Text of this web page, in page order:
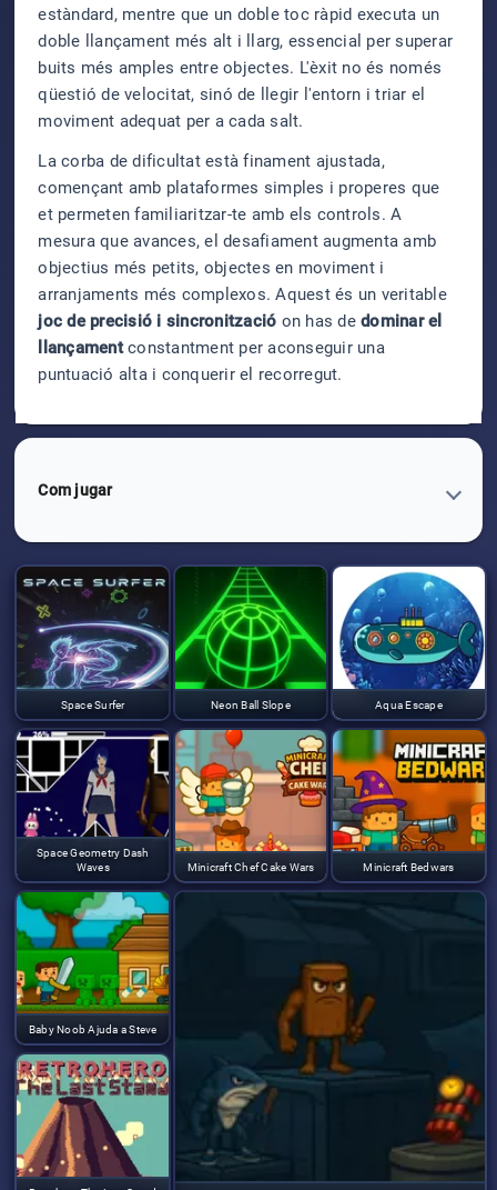
estàndard, mentre que un doble toc ràpid executa un
doble llançament més alt i llarg, essencial per superar
buits més amples entre objectes. L'èxit no és només
qüestió de velocitat, sinó de llegir l'entorn i triar el
moviment adequat per a cada salt.
La corba de dificultat està finament ajustada,
començant amb plataformes simples i properes que
et permeten familiaritzar-te amb els controls. A
mesura que avances, el desafiament augmenta amb
objectius més petits, objectes en moviment i
arranjaments més complexos. Aquest és un veritable
joc de precisió i sincronització on has dedominar el
llançamentconstantment per aconseguir una
puntuació alta i conquerir el recorregut.
Com jugar
Space Surfer Neon Ball Slope Aqua Escape
Space Geometry Dash
Waves
Minicraft Chef Cake Wars Minicraft Bedwars
Baby Noob Ajuda a Steve